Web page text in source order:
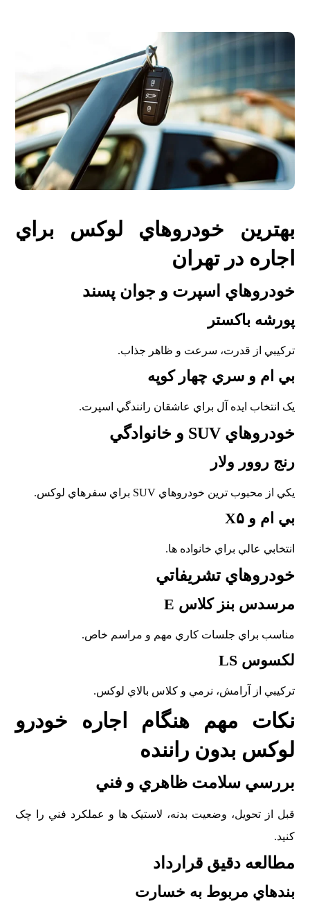
بهترين خودروهاي لوکس براي
اجاره در تهران
خودروهاي اسپرت و جوان پسند
پورشه باکستر
ترکيبي از قدرت، سرعت و ظاهر جذاب.
بي ام و سري چهار کوپه
يک انتخاب ايده آل براي عاشقان رانندگي اسپرت.
خودروهاي SUV و خانوادگي
رنج روور ولار
يکي از محبوب ترين خودروهاي SUV براي سفرهاي لوکس.
بي ام و X۵
انتخابي عالي براي خانواده ها.
خودروهاي تشريفاتي
مرسدس بنز کلاس E
مناسب براي جلسات کاري مهم و مراسم خاص.
لکسوس LS
ترکيبي از آرامش، نرمي و کلاس بالاي لوکس.
نکات مهم هنگام اجاره خودرو
لوکس بدون راننده
بررسي سلامت ظاهري و فني
قبل از تحويل، وضعيت بدنه، لاستيک ها و عملکرد فني را چک
کنيد.
مطالعه دقيق قرارداد
بندهاي مربوط به خسارت